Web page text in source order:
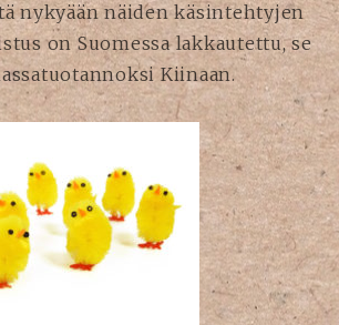
nykyään näiden käsintehtyjen
on Suomessa lakkautettu, se
Kiinaan.